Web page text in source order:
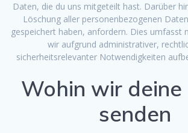
Daten, die du uns mitgeteilt hast. Darüber
Löschung aller personenbezogenen
gespeichert haben, anfordern. Dies umfasst
wir aufgrund administrativer,
sicherheitsrelevanter Notwendigkeiten
Wohin wir deine
senden